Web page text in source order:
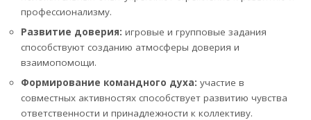
профессионализму.
Развитие доверия: игровые и групповые задания
способствуют созданию атмосферы доверия и
взаимопомощи.
Формирование командного духа: участие в
совместных активностях способствует развитию чувства
ответственности и принадлежности к коллективу.